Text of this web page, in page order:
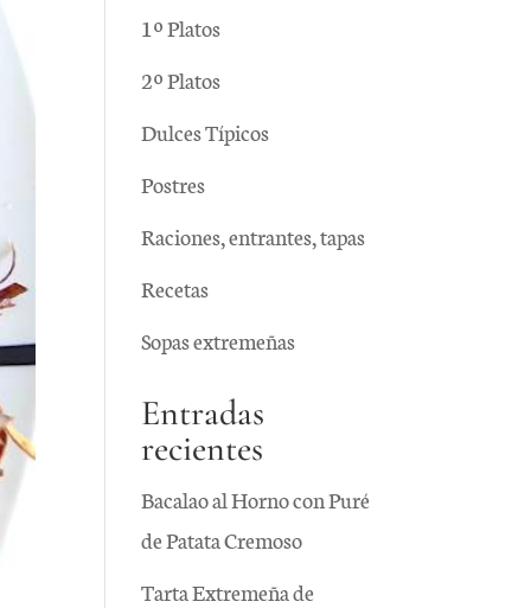
1º Platos
2º Platos
Dulces Típicos
Postres
Raciones, entrantes, tapas
Recetas
Sopas extremeñas
Entradas
recientes
Bacalao al Horno con Puré
de Patata Cremoso
Tarta Extremeña de